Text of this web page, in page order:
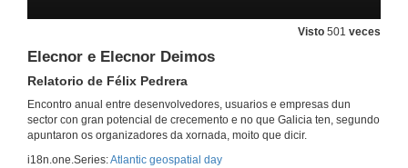
Visto 501 veces
Elecnor e Elecnor Deimos
Relatorio de Félix Pedrera
Encontro anual entre desenvolvedores, usuarios e empresas dun
sector con gran potencial de crecemento e no que Galicia ten, segundo
apuntaron os organizadores da xornada, moito que dicir.
i18n.one.Series:Atlantic geospatial day
20 de abr. de 2016